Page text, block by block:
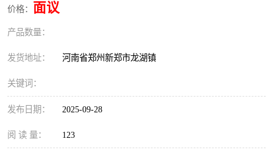
价格： 面议
产品数量：
发货地址： 河南省郑州新郑市龙湖镇
关键词：
发布日期： 2025-09-28
阅 读 量： 123